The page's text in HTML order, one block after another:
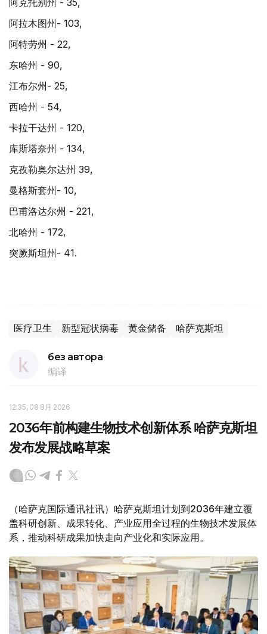
阿拉木图州- 103,
阿特劳州 - 22,
东哈州 - 90,
江布尔州- 25,
西哈州 - 54,
卡拉干达州 - 120,
库斯塔奈州 - 134,
克孜勒奥尔达州 39,
曼格斯套州- 10,
巴甫洛达尔州 - 221,
北哈州 - 172,
突厥斯坦州- 41.
医疗卫生 新型冠状病毒 黄金储备 哈萨克斯坦
без автора
编译
12:35, 08 8月 2026
2036年前构建生物技术创新体系 哈萨克斯坦
发布发展战略草案
（哈萨克国际通讯社讯）哈萨克斯坦计划到2036年建立覆
盖科研创新、成果转化、产业应用全过程的生物技术发展体
系，推动科研成果加快走向产业化和实际应用。